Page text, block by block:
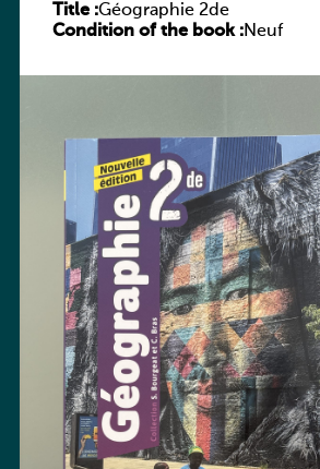
Title :Géographie 2de
Condition of the book :Neuf